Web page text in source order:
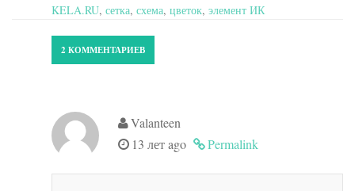
KELA.RU, сетка, схема, цветок, элемент ИК
2 КОММЕНТАРИЕВ
Valanteen
13 лет ago
Permalink